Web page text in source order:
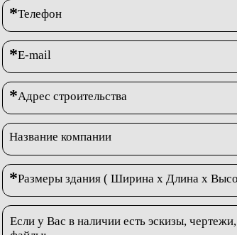
*Телефон
*E-mail
*Адрес строительства
Название компании
*Размеры здания ( Ширина х Длина х
Если у Вас в наличии есть эскизы,